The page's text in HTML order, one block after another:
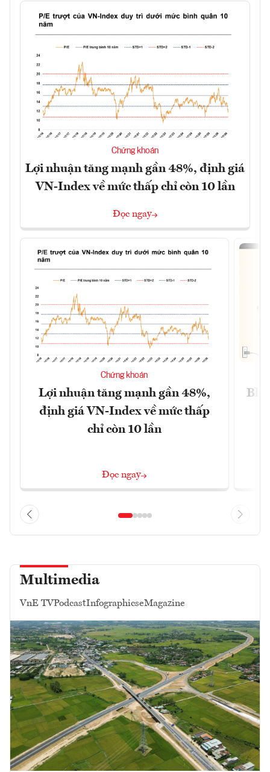
Chứng khoán
Lợi nhuận tăng mạnh gần 48%, định giá
VN-Index về mức thấp chỉ còn 10 lần
Đọc ngay
Chứng khoán
Lợi nhuận tăng mạnh gần 48%,
định giá VN-Index về mức thấp
chỉ còn 10 lần
Đọc ngay
Multimedia
VnE TVPodcastInfographicseMagazine